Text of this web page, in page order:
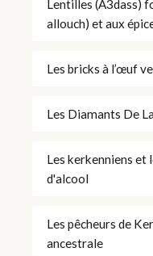
Lentilles (A3dass)
allouch) et aux
Les bricks à l’œuf
Les Diamants De
Les kerkenniens et
d'alcool
Les pêcheurs de
ancestrale